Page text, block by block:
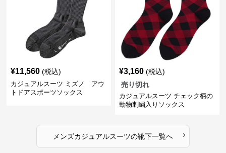
¥11,560 (税込)
カジュアルスーツ ミズノ アウ
トドアスポーツソックス
¥3,160 (税込)
売り切れ
カジュアルスーツ チェック柄の
動物刺繍入りソックス
メンズカジュアルスーツの靴下一覧へ ›